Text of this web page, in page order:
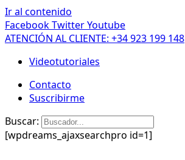
Ir al contenido
FacebookTwitterYoutube
ATENCIÓN AL CLIENTE: +34 923 199 148
Videotutoriales
Contacto
Suscribirme
Buscar:
[wpdreams_ajaxsearchpro id=1]